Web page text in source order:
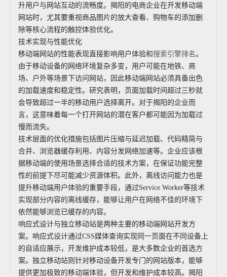
升用户与网站互动的流畅度。揭阳的电商企业在开发移动端
网站时，尤其要重视商品图片的放大查看、购物车的添加删
除等核心流程的触控体验优化。
技术实现与性能优化
移动端网站的性能表现直接影响用户体验和搜索引擎排名。
由于移动设备的网络环境复杂多变，用户可能在地铁、商
场、户外等场景下访问网站，因此移动端网站必须具备出色
的加载速度和稳定性。研究表明，页面加载时间超过三秒就
会导致超过一半的移动用户选择离开。对于揭阳的企业而
言，这意味着每一个打开网站的潜在客户都可能因为加载过
慢而流失。
技术层面的优化措施包括图片压缩与延迟加载、代码精简与
合并、浏览器缓存利用、内容分发网络加速等。企业应该根
据移动端的使用场景选择合适的技术方案，在保证功能完整
性的前提下尽可能减少资源体积。此外，离线访问能力也是
提升移动端用户体验的重要手段，通过Service Worker等技术
实现部分内容的离线缓存，能够让用户在网络不佳的环境下
依然能够浏览已缓存的内容。
响应式设计与独立移动站是两种主要的移动端网站开发方
案。响应式设计通过CSS媒体查询实现同一页面在不同设备上
的自适应展示，开发维护成本较低，是大多数企业的首选方
案。独立移动站则针对移动设备开发专门的网站版本，能够
提供更加极致的移动端体验，但开发和维护成本较高。揭阳